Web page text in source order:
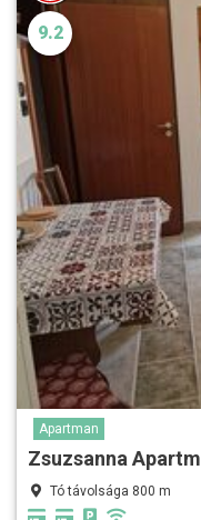
9.2
Apartman
Zsuzsanna
Tó távolsága 800 m